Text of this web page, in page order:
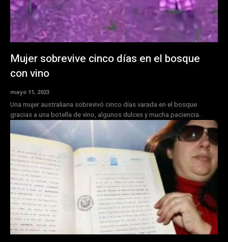
Mujer sobrevive cinco días en el bosque
con vino
mayo 11, 2023
Una mujer australiana sobrevivó cinco días varada en el bosque
gracias a una botella de vino, algunos dulces y mucha paciencia.